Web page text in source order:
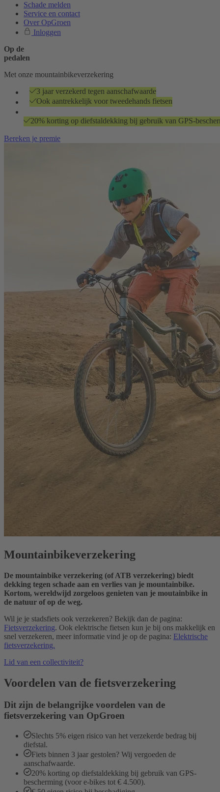
Schade melden
Service en contact
Over OpGroen
Inloggen
Op de
pedalen
Met onze mountainbikeverzekering
3 jaar verzekerd tegen aanschafwaarde
Ook aantrekkelijk voor tweedehands fietsen
20% korting op diefstaldekking bij gebruik van GPS-
Bereken je premie
Mountainbike­verzekering
De mountainbike verzekering (of ATB verzekering) biedt
dekking tegen schade aan en verlies van je mountainbike.
Kortom, wereldwijd zorgeloos genieten van je moutainbike in
de natuur of op de weg.
Wil je je stadsfiets ook verzekeren? Bekijk dan de pagina:
Fietsverzekering. Ook elektrische fietsen kun je bij ons makkelijk en
snel verzekeren, meer informatie vind je op de pagina: Elektrische
fietsverzekering.
Lid van een collectiviteit?
Voordelen van de fiets­verzekering
Dit zijn de belangrijke voordelen van de
fietsverzekering van OpGroen
Slechts 5% eigen risico van het verzekerde bedrag bij
diefstal.
Fiets binnen 3 jaar gestolen? Wij vergoeden de
aanschafwaarde.
20% korting op diefstaldekking bij gebruik van GPS-
bescherming (voor e-bikes tot € 4.500).